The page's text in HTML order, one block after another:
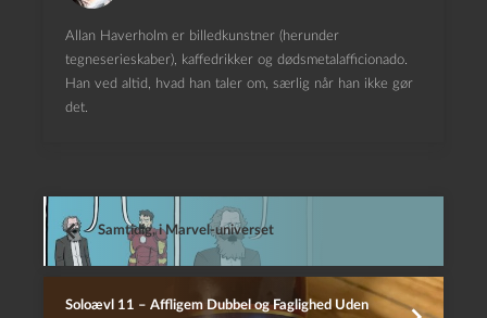
Allan Haverholm er billedkunstner (herunder
tegneserieskaber), kaffedrikker og dødsmetalafficionado.
Han ved altid, hvad han taler om, særlig når han ikke gør
det.
Samtidig, i Marvel-universet
Soloævl 11 – Affligem Dubbel og Faglighed Uden